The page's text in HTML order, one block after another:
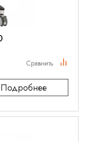
Подробнее
Сравнить